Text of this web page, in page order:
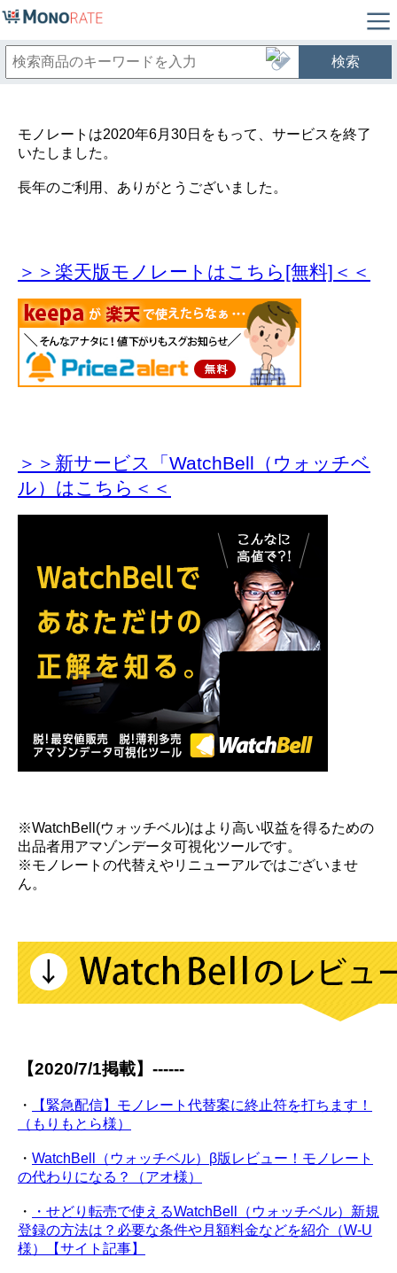
検索
モノレートは2020年6月30日をもって、サービスを終了
いたしました。
長年のご利用、ありがとうございました。
＞＞楽天版モノレートはこちら[無料]＜＜
＞＞新サービス「WatchBell（ウォッチベ
ル）はこちら＜＜
※WatchBell(ウォッチベル)はより高い収益を得るための
出品者用アマゾンデータ可視化ツールです。
※モノレートの代替えやリニューアルではございませ
ん。
【2020/7/1掲載】------
・
【緊急配信】モノレート代替案に終止符を打ちます！
（もりもとら様）
・ WatchBell（ウォッチベル）β版レビュー！モノレート
の代わりになる？（アオ様）
・
・せどり転売で使えるWatchBell（ウォッチベル）新規
登録の方法は？必要な条件や月額料金などを紹介（W-U
様）【サイト記事】